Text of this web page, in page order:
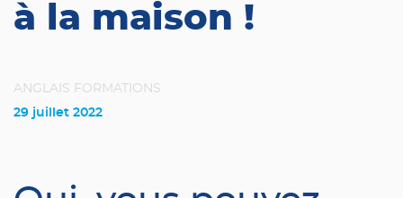
à la maison !
ANGLAIS FORMATIONS
29 juillet 2022